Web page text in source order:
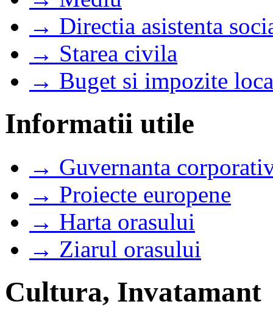
→ Directia asistenta
→ Starea civila
→ Buget si impozite
Informatii utile
→ Guvernanta
→ Proiecte europene
→ Harta orasului
→ Ziarul orasului
Cultura, Invatamant